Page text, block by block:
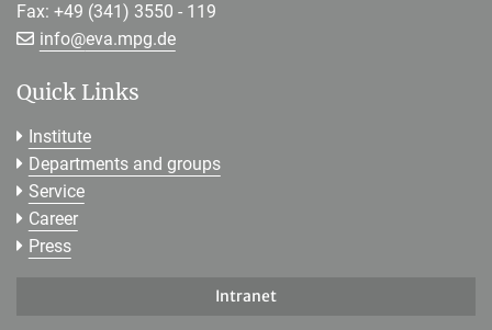
Fax: +49 (341) 3550 - 119
info@[>>> Please remove the text! <<<]
eva.mpg.de
Quick Links
Institute
Departments and groups
Service
Career
Press
Intranet